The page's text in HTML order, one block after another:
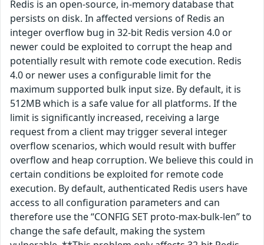
Redis is an open-source, in-memory database that
persists on disk. In affected versions of Redis an
integer overflow bug in 32-bit Redis version 4.0 or
newer could be exploited to corrupt the heap and
potentially result with remote code execution. Redis
4.0 or newer uses a configurable limit for the
maximum supported bulk input size. By default, it is
512MB which is a safe value for all platforms. If the
limit is significantly increased, receiving a large
request from a client may trigger several integer
overflow scenarios, which would result with buffer
overflow and heap corruption. We believe this could in
certain conditions be exploited for remote code
execution. By default, authenticated Redis users have
access to all configuration parameters and can
therefore use the “CONFIG SET proto-max-bulk-len” to
change the safe default, making the system